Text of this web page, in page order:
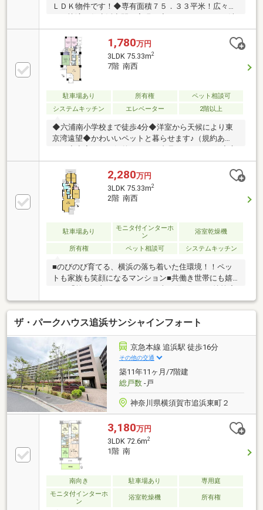
ＬＤＫ物件です！◆専有面積７５．３３平米！広々と
した快適な住生活空間を実現！◆キッチン・バス・洗
面台など最新の水回り設備へ新規交換済みです！◆ク
ロスや床の新規貼替のほか配管更新まで安心のフルリ
ノベーション！◆総戸数１４６戸のビッグコミュニテ
ィで管理体制も充実してます！◆大切な家族の一員で
あるペットと一緒に暮らせます！◆六浦南小学校まで
徒歩４分と、子育ての環境にも恵まれた好立地です！
◆アフターサービス保証や２４時間緊急対応付きでご
購入後も安心です！【お問い合わせは【フリーダイヤ
1,780万円
3LDK 75.33m2
7階 南西
駐車場あり 所有権
ペット相談可
システムキッチン
エレベーター 2階以上
◆六浦南小学校まで徒歩4分◆洋室から天候により東
京湾遠望◆かわいいペットと暮らせます♪（規約あ
り）◆空室のため気兼ねなくご内見いただけます◆心
地よい風と日当たりの良さをお確かめくださいリフォ
ームのご相談もたまわります！お好みの内装で快適な
空間に仕上げてみませんか？金沢区内には海水浴場
「海の公園」や四季折々の自然が楽しめる動物園「金
沢自然公園」などご家族で楽しむことが出来る施設が
多数あり、逗子や鎌倉、横須賀方面へも近く様々な楽
しみ方がある好立地です。普段は都内へのアクセスも
良い京急線を利用して通勤通学、休みの日は周辺探索
でリフレッシュできる住環境をお楽しみいただけま
2,280万円
3LDK 75.33m2
2階 南西
駐車場あり
モニタ付インターホ
ン
浴室乾燥機
所有権 ペット相談可 システムキッチン
■のびのび育てる、横浜の落ち着いた住環境！！ペッ
トも家族も笑顔になるマンション■共働き世帯にも嬉
しい「乾きの良さ」。ペットも喜ぶ陽だまりの特等席
■公園・スーパーが徒歩圏内！！お買い物も遊びも
「秒」で完結。驚くほど家事がスムーズになる立地で
ございます～物件情報なら、地域密着49年のミック六
浦店へお任せください♪～「まずはローンに関する相
談に乗ってほしい」「まだ探し始めで何を見ていいの
かわからない」様々な不安の解消や、ご要望について
明確にお応えいたします。まずは、お気軽にお客様の
ご希望条件をお聞かせください！お問い合わせ・見学
予約も「資料請求ボタン」からメールでどうぞ♪
ザ・パークハウス追浜サンシャインフォート
京急本線 追浜駅 徒歩16分
その他の交通
築11年11ヶ月/7階建
総戸数-戸
神奈川県横須賀市追浜東町２
3,180万円
3LDK 72.6m2
1階 南
南向き 駐車場あり
専用庭
モニタ付インターホ
ン
浴室乾燥機 所有権